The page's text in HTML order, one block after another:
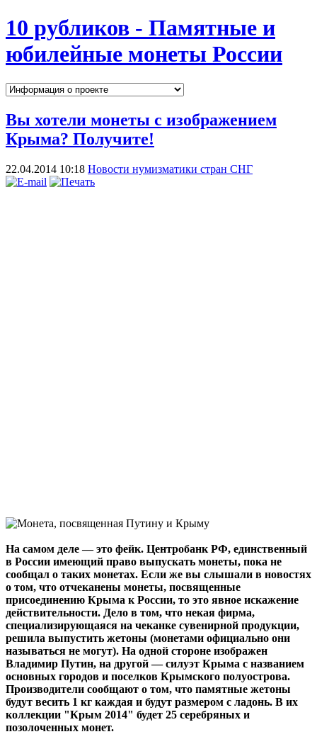
10 рубликов - Памятные и
юбилейные монеты России
Вы хотели монеты с изображением
Крыма? Получите!
22.04.2014 10:18 Новости нумизматики стран СНГ
На самом деле — это фейк. Центробанк РФ, единственный
в России имеющий право выпускать монеты, пока не
сообщал о таких монетах. Если же вы слышали в новостях
о том, что отчеканены монеты, посвященные
присоединению Крыма к России, то это явное искажение
действительности. Дело в том, что некая фирма,
специализирующаяся на чеканке сувенирной продукции,
решила выпустить жетоны (монетами официально они
называться не могут). На одной стороне изображен
Владимир Путин, на другой — силуэт Крыма с названием
основных городов и поселков Крымского полуострова.
Производители сообщают о том, что памятные жетоны
будут весить 1 кг каждая и будут размером с ладонь. В их
коллекции "Крым 2014" будет 25 серебряных и
позолоченных монет.